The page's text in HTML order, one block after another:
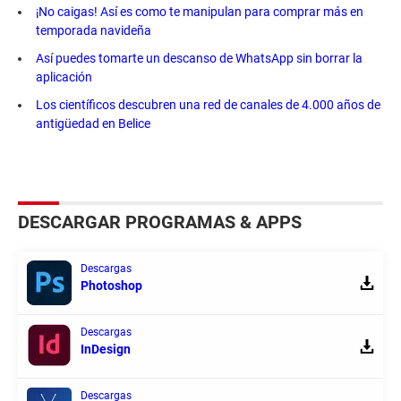
¡No caigas! Así es como te manipulan para comprar más en
temporada navideña
Así puedes tomarte un descanso de WhatsApp sin borrar la
aplicación
Los científicos descubren una red de canales de 4.000 años de
antigüedad en Belice
DESCARGAR PROGRAMAS & APPS
Descargas
Photoshop
Descargas
InDesign
Descargas